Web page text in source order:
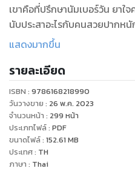
เขาคือที่ปรึกษานัมเบอร์วัน ยา
นับประสาอะไรกับคนสวยปากห
โรงแรม
ดามใจเป็นระยะเวลาสามวัน
และเมื่อโบกมือลาก็ต้องพบว่าตั
ลืมคนเก่ากลายเป็นคิดถึงคนใหม่
อาจเพราะบังเอิญหรือตั้งใจทำให้
โปรโมชันพิเศษให้อีกครั้ง
คราวนี้ไม่ใช่ในฐานะคนดามใจแต่
แลกก็พอ
แสดงมากขึ้น
รายละเอียด
ISBN : 9786168218990
วันวางขาย : 26 พ.ค. 2023
จำนวนหน้า : 299 หน้า
ประเภทไฟล์: PDF
ขนาดไฟล์: 152.61 MB
ประเทศ: TH
ภาษา : Thai